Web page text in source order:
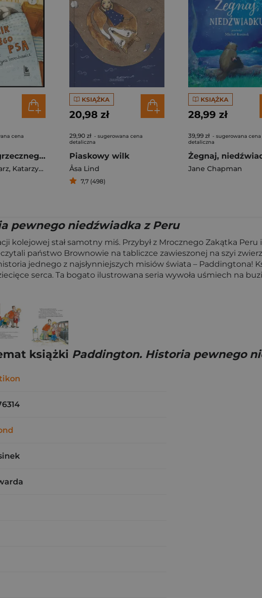
cena
Pamiętnik grzecznego psa
, Katarzyna Terechowicz
KSIĄŻKA
20,98 zł
29,90 zł - sugerowana cena
detaliczna
Piaskowy wilk
Åsa Lind
7,7 (498)
KSIĄŻKA
28,99 zł
39,99 zł - sugerowana cena
detaliczna
Żegnaj,
Jane Chapman
pewnego niedźwiadka z Peru
kolejowej stał samotny miś. Przybył z Mrocznego Zakątka Peru
państwo Brownowie na tabliczce zawieszonej na szyi
jednego z najsłynniejszych misiów świata – Paddingtona!
serca. Ta bogato ilustrowana seria wywoła uśmiech na
książki Paddington. Historia pewnego